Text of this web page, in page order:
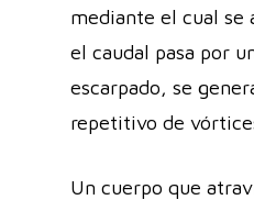
mediante el cual se
el caudal pasa por
escarpado, se
repetitivo de
Un cuerpo que